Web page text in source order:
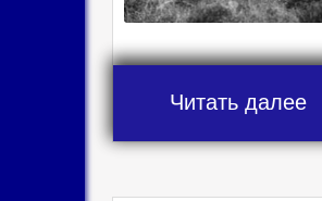
Читать далее